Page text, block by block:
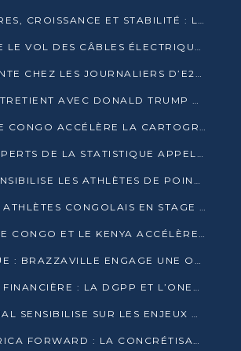
INFRASTRUCTURES, CROISSANCE ET STABILITÉ : LA GUINÉE AFFÛTE SES AMBITIONS
E2C CONDAMNE LE VOL DES CÂBLES ÉLECTRIQUES APRÈS UNE VIDÉO VIRALE
LA COLÈRE MONTE CHEZ LES JOURNALIERS D’E2C QUI DÉNONCENT 20 ANS DE PRÉCARITÉ
XI JINPING S’ENTRETIENT AVEC DONALD TRUMP À BEIJING
NUMÉRIQUE : LE CONGO ACCÉLÈRE LA CARTOGRAPHIE DE SES INFRASTRUCTURES DIGITALES
CEMAC : LES EXPERTS DE LA STATISTIQUE APPELLENT À RENFORCER LA SÉCURISATION DES DONNÉES
LA FÉCOTAE SENSIBILISE LES ATHLÈTES DE POINTE-NOIRE À L’HYGIÈNE ALIMENTA
SMIB 2026 : DIX ATHLÈTES CONGOLAIS EN STAGE AU KENYA
FONDS BLEU : LE CONGO ET LE KENYA ACCÉLÈRENT LA MOBILISATION DES FINANCEMENTS
DETTE PUBLIQUE : BRAZZAVILLE ENGAGE UNE OPÉRATION DE RACHAT DE 575 MILLIONS DE DOLLARS
GOUVERNANCE FINANCIÈRE : LA DGPP ET L’ONEC-C VERS UN PARTENARIAT POUR ASSAINIR LES ENTREPRISES PUBLIQUES
CONGO TERMINAL SENSIBILISE SUR LES ENJEUX DE LA SANTÉ MENTALE EN
LE SOMMET AFRICA FORWARD : LA CONCRÉTISATION DE PARTENARIATS ÉQUILIBRÉS ET TOURNÉS VERS L’AVENIR ENTRE LE CONTINENT AFRICAIN ET LA FRANCE